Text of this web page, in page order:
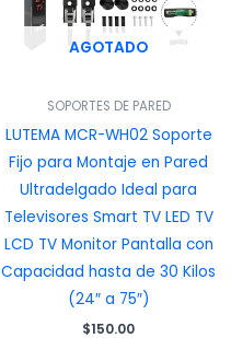
AGOTADO
SOPORTES DE PARED
LUTEMA MCR-WH02 Soporte
Fijo para Montaje en Pared
Ultradelgado Ideal para
Televisores Smart TV LED TV
LCD TV Monitor Pantalla con
Capacidad hasta de 30 Kilos
(24″ a 75″)
$150.00